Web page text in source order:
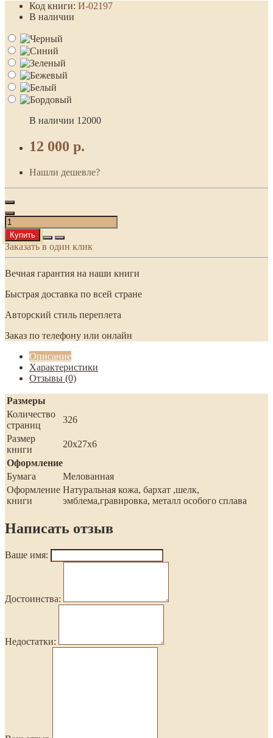
Код книги: И-02197
В наличии
В наличии 12000
12 000 р.
Нашли дешевле?
Купить
Заказать в один клик
Вечная гарантия на наши книги
Быстрая доставка по всей стране
Авторский стиль переплета
Заказ по телефону или онлайн
Описание
Характеристики
Отзывы (0)
Размеры
Количество
страниц
326
Размер
книги
20х27х6
Оформление
Бумага
Мелованная
Оформление
книги
Натуральная кожа, бархат ,шелк,
эмблема,гравировка, металл особого сплава
Написать отзыв
Ваше имя:
Достоинства:
Недостатки: